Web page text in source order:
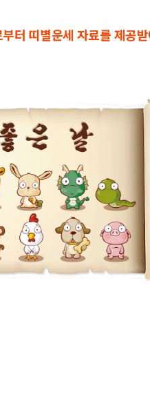
띠별운세 자료를 제공